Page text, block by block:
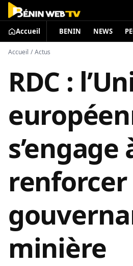
Accueil BENIN NEWS
Accueil / Actus
RDC :
s’engage
renforcer
minière